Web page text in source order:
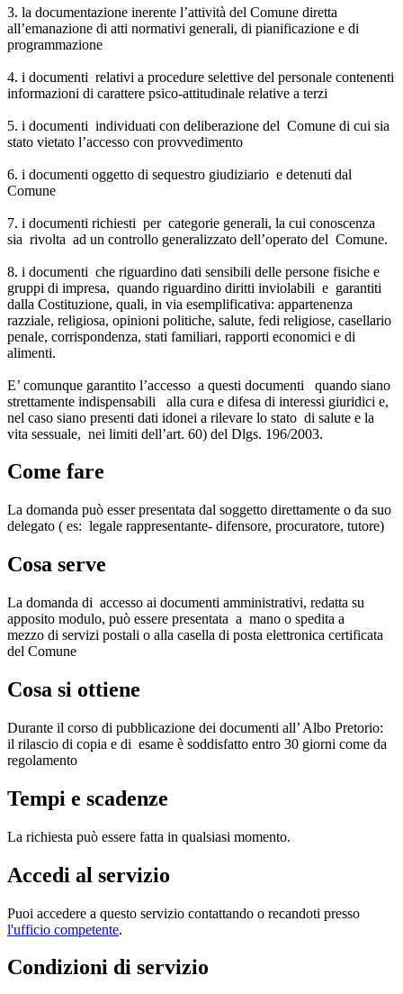
3. la documentazione inerente l’attività del Comune diretta
all’emanazione di atti normativi generali, di pianificazione e di
programmazione
4. i documenti relativi a procedure selettive del personale contenenti
informazioni di carattere psico-attitudinale relative a terzi
5. i documenti individuati con deliberazione del Comune di cui sia
stato vietato l’accesso con provvedimento
6. i documenti oggetto di sequestro giudiziario e detenuti dal
Comune
7. i documenti richiesti per categorie generali, la cui conoscenza
sia rivolta ad un controllo generalizzato dell’operato del Comune.
8. i documenti che riguardino dati sensibili delle persone fisiche e
gruppi di impresa, quando riguardino diritti inviolabili e garantiti
dalla Costituzione, quali, in via esemplificativa: appartenenza
razziale, religiosa, opinioni politiche, salute, fedi religiose, casellario
penale, corrispondenza, stati familiari, rapporti economici e di
alimenti.
E’ comunque garantito l’accesso a questi documenti quando siano
strettamente indispensabili alla cura e difesa di interessi giuridici e,
nel caso siano presenti dati idonei a rilevare lo stato di salute e la
vita sessuale, nei limiti dell’art. 60) del Dlgs. 196/2003.
Come fare
La domanda può esser presentata dal soggetto direttamente o da suo
delegato ( es: legale rappresentante- difensore, procuratore, tutore)
Cosa serve
La domanda di accesso ai documenti amministrativi, redatta su
apposito modulo, può essere presentata a mano o spedita a
mezzo di servizi postali o alla casella di posta elettronica certificata
del Comune
Cosa si ottiene
Durante il corso di pubblicazione dei documenti all’ Albo Pretorio:
il rilascio di copia e di esame è soddisfatto entro 30 giorni come da
regolamento
Tempi e scadenze
La richiesta può essere fatta in qualsiasi momento.
Accedi al servizio
Puoi accedere a questo servizio contattando o recandoti presso
l'ufficio competente.
Condizioni di servizio